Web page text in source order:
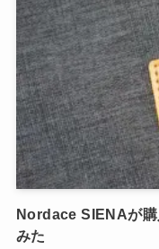
Nordace SIENAが
みた